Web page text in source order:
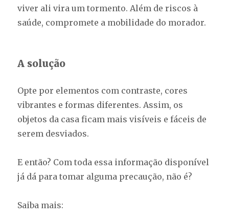
viver ali vira um tormento. Além de riscos à
saúde, compromete a mobilidade do morador.
A solução
Opte por elementos com contraste, cores
vibrantes e formas diferentes. Assim, os
objetos da casa ficam mais visíveis e fáceis de
serem desviados.
E então? Com toda essa informação disponível
já dá para tomar alguma precaução, não é?
Saiba mais: